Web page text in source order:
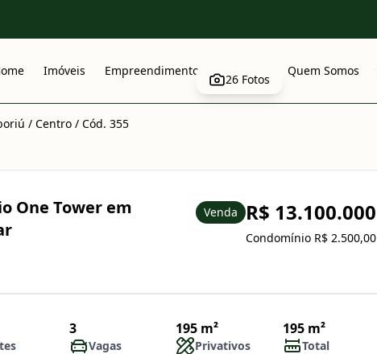
Imóveis Empreendimentos Quem Somos
26 Fotos
/ Centro / Cód. 355
One Tower em
Venda R$ 13.100.000
Condomínio R$ 2.500,00
3
Vagas
195 m²
Privativos
195 m²
Total